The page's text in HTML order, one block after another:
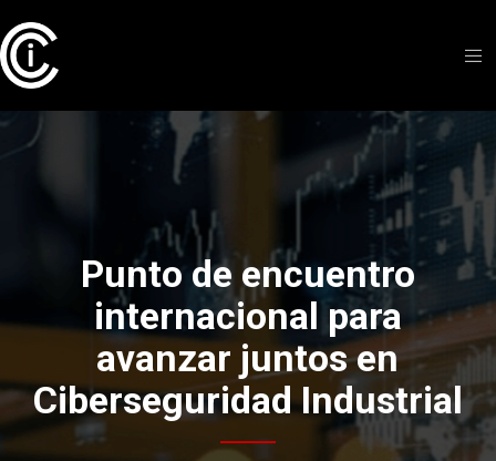
Punto de encuentro
internacional para
avanzar juntos en
Ciberseguridad Industrial